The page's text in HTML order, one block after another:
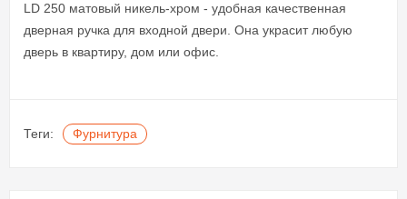
LD 250 матовый никель-хром - удобная качественная
дверная ручка для входной двери. Она украсит любую
дверь в квартиру, дом или офис.
Теги: Фурнитура